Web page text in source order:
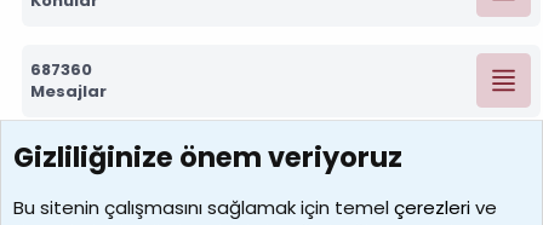
687360
Mesajlar
7392
Kullanıcılar
Gizliliğinize önem veriyoruz
Bu sitenin çalışmasını sağlamak için temelçerezlerive